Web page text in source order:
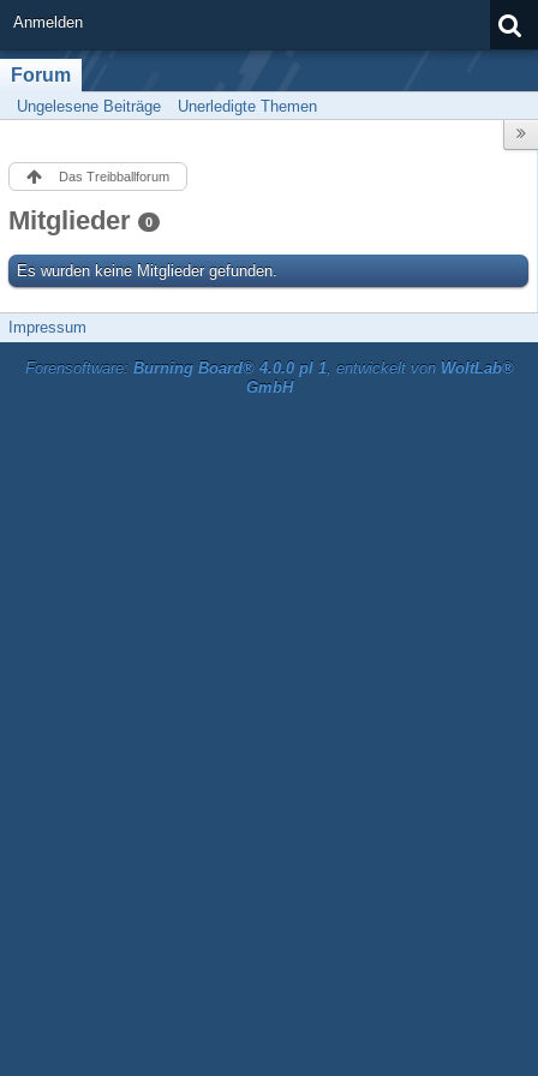
Anmelden
Forum
Ungelesene Beiträge Unerledigte Themen
Das Treibballforum
Mitglieder 0
Es wurden keine Mitglieder gefunden.
Impressum
Forensoftware: Burning Board® 4.0.0 pl 1, entwickelt von WoltLab®
GmbH